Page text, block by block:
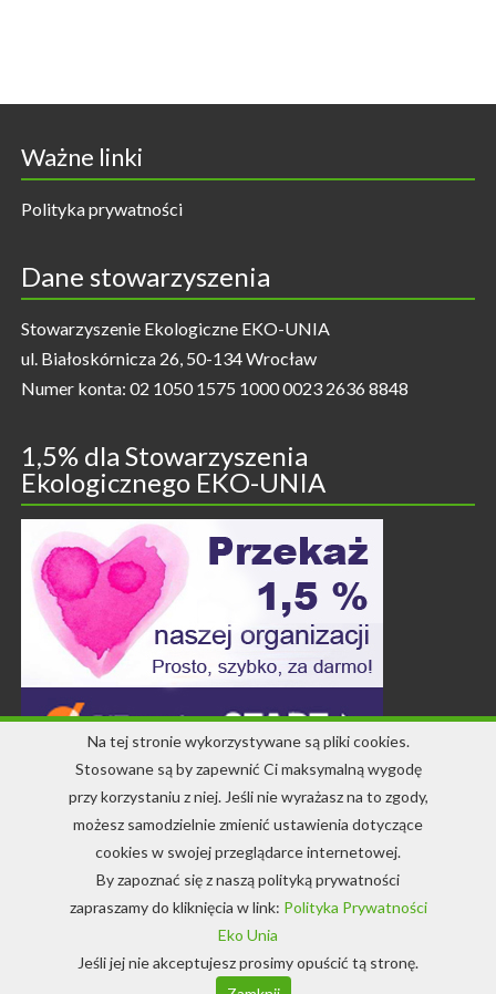
Ważne linki
Polityka prywatności
Dane stowarzyszenia
Stowarzyszenie Ekologiczne EKO-UNIA
ul. Białoskórnicza 26, 50-134 Wrocław
Numer konta: 02 1050 1575 1000 0023 2636 8848
1,5% dla Stowarzyszenia
Ekologicznego EKO-UNIA
Kontakt
info-ekounia@eko.org.pl
© Copyright 1994-2022 EkoUnia
Na tej stronie wykorzystywane są pliki cookies.
Stosowane są by zapewnić Ci maksymalną wygodę
przy korzystaniu z niej. Jeśli nie wyrażasz na to zgody,
możesz samodzielnie zmienić ustawienia dotyczące
cookies w swojej przeglądarce internetowej.
By zapoznać się z naszą polityką prywatności
zapraszamy do kliknięcia w link: Polityka Prywatności
Eko Unia
Jeśli jej nie akceptujesz prosimy opuścić tą stronę.